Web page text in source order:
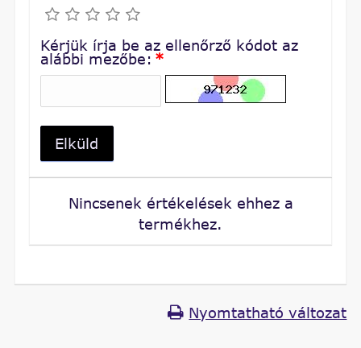
Kérjük írja be az ellenőrző kódot az
alábbi mezőbe: *
Elküld
Nincsenek értékelések ehhez a
termékhez.
Nyomtatható változat